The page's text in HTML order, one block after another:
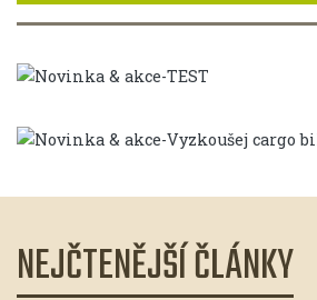
TEST
VYZKOUŠEJ CARGO BIKE
NEJČTENĚJŠÍ ČLÁNKY